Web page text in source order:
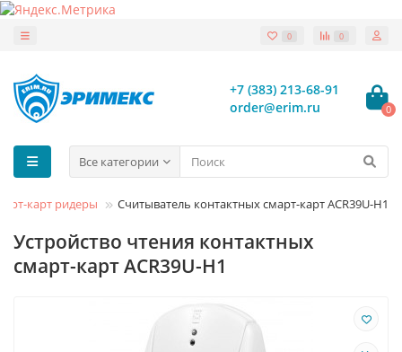
0 0
+7 (383) 213-68-91
order@erim.ru
0
Все категории
карт ридеры Считыватель контактных смарт-карт ACR39U-H1
Устройство чтения контактных
смарт-карт ACR39U-H1